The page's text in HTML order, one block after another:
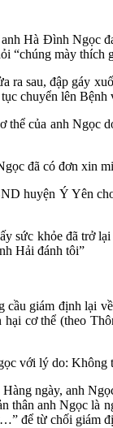
Hà Đình Ngọc
“chúng mày thích
sau, đập gáy
chuyển lên
của anh Ngọc
đã có đơn xin
huyện Ý Yên
sức khỏe đã
Hải đánh tôi”
giám định lại
cơ thể (theo
với lý do: Không
ngày, anh
anh Ngọc là
để từ chối giám